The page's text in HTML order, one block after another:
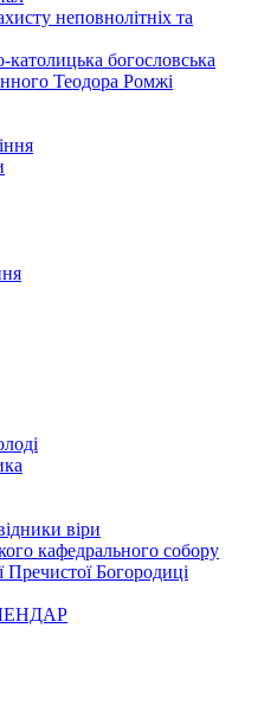
неповнолітніх та
католицька богословська
Теодора Ромжі
віри
кафедрального собору
Пречистої Богородиці